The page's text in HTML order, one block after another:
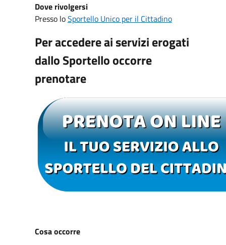
Dove rivolgersi
Presso loSportello Unico per il Cittadino
Per accedere ai servizi erogati
dallo Sportello occorre
prenotare
Cosa occorre